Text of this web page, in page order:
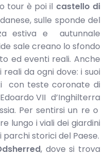
tour è poi il castello di
sulle sponde del
estiva e autunnale
sale creano lo sfondo
ed eventi reali. Anche
da ogni dove: i suoi
con teste coronate di
VII d’Inghilterra
Per sentirsi un re o
lungo i viali dei giardini
storici del Paese.
, dove si trova